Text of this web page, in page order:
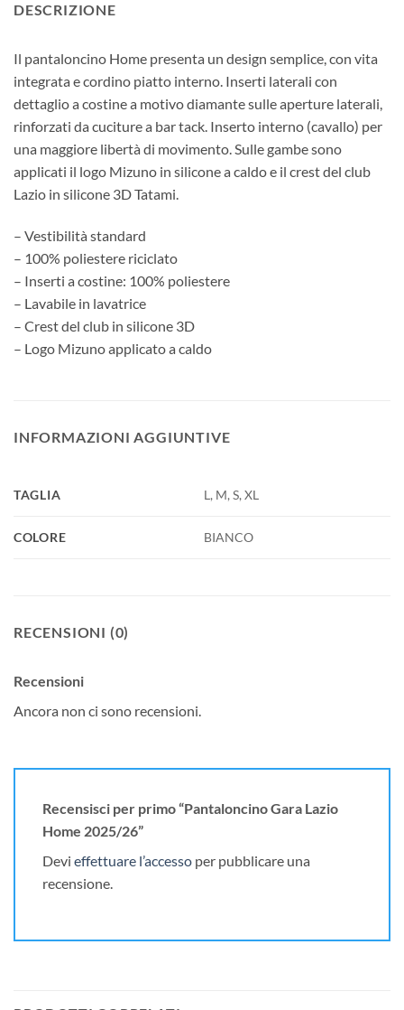
DESCRIZIONE
Il pantaloncino Home presenta un design semplice, con vita
integrata e cordino piatto interno. Inserti laterali con
dettaglio a costine a motivo diamante sulle aperture laterali,
rinforzati da cuciture a bar tack. Inserto interno (cavallo) per
una maggiore libertà di movimento. Sulle gambe sono
applicati il logo Mizuno in silicone a caldo e il crest del club
Lazio in silicone 3D Tatami.
– Vestibilità standard
– 100% poliestere riciclato
– Inserti a costine: 100% poliestere
– Lavabile in lavatrice
– Crest del club in silicone 3D
– Logo Mizuno applicato a caldo
INFORMAZIONI AGGIUNTIVE
TAGLIA L, M, S, XL
COLORE BIANCO
RECENSIONI (0)
Recensioni
Ancora non ci sono recensioni.
Recensisci per primo “Pantaloncino Gara Lazio
Home 2025/26”
Devi effettuare l’accesso per pubblicare una
recensione.